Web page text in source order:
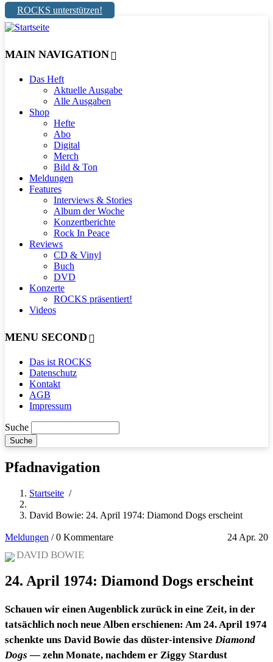
ROCKS unterstützen!
MAIN NAVIGATION
Das Heft
Aktuelle Ausgabe
Alle Ausgaben
Shop
Hefte
Abo
Digital
Merch
Bild & Ton
Meldungen
Features
Interviews & Stories
Album der Woche
Konzertberichte
Rock In Peace
Reviews
CD & Vinyl
Buch
DVD
Konzerte
ROCKS präsentiert!
Videos
MENU SECOND
Das ist ROCKS
Datenschutz
Kontakt
AGB
Impressum
Suche
Pfadnavigation
Startseite /
David Bowie: 24. April 1974: Diamond Dogs erscheint
Meldungen 24 Apr. 20
/0 Kommentare
DAVID BOWIE
24. April 1974: Diamond Dogs erscheint
Schauen wir einen Augenblick zurück in eine Zeit, in der
tatsächlich noch neue Alben erschienen: Am 24. April 1974
schenkte uns David Bowie das düster-intensive Diamond
Dogs — zehn Monate, nachdem er Ziggy Stardust